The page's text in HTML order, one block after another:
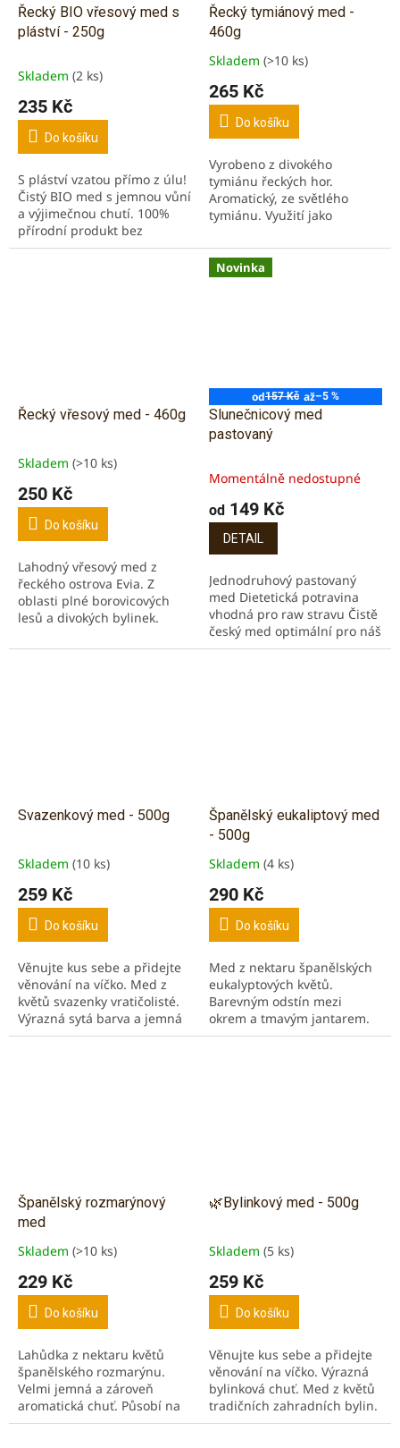
Řecký BIO vřesový med s
pláství - 250g
Skladem (2 ks)
235 Kč
Do košíku
S pláství vzatou přímo z úlu!
Čistý BIO med s jemnou vůní
a výjimečnou chutí. 100%
přírodní produkt bez
konzervantů. Získalo ocenění
Řecký tymiánový med -
460g
Průměrné
produktu
5,0
5
hvězdiček.
Skladem (>10 ks)
265 Kč
Do košíku
Vyrobeno z divokého
tymiánu řeckých hor.
Aromatický, ze světlého
tymiánu. Využití jako
zvýšení imunity. Oceněn
známkou Great Taste
Řecký vřesový med - 460g
Průměrné
produktu
5,0
5
hvězdiček.
Skladem (>10 ks)
250 Kč
Do košíku
Lahodný vřesový med z
řeckého ostrova Evia. Z
oblasti plné borovicových
lesů a divokých bylinek.
jantarová barva. Výborný s
Novinka
od157 Kč až–5 %
Slunečnicový med
pastovaný
Momentálně nedostupné
od 149 Kč
DETAIL
Jednodruhový pastovaný
med Dietetická potravina
vhodná pro raw stravu Čistě
český med optimální pro náš
organizmus Snadno
Svazenkový med - 500g
Průměrné
produktu
5,0
5
hvězdiček.
Skladem (10 ks)
259 Kč
Do košíku
Věnujte kus sebe a přidejte
věnování na víčko. Med z
květů svazenky vratičolisté.
Výrazná sytá barva a jemná
chuť. Velice vzácný druhový
Španělský eukaliptový med
- 500g
Průměrné
produktu
5,0
5
hvězdiček.
Skladem (4 ks)
290 Kč
Do košíku
Med z nektaru španělských
eukalyptových květů.
Barevným odstín mezi
okrem a tmavým jantarem.
Chuť s nádechem dřeva a
Španělský rozmarýnový
med
Průměrné
produktu
5,0
5
hvězdiček.
Skladem (>10 ks)
229 Kč
Do košíku
Lahůdka z nektaru květů
španělského rozmarýnu.
Velmi jemná a zároveň
aromatická chuť. Působí na
regulaci vysokého tlaku.
🌿Bylinkový med - 500g
Průměrné
produktu
5,0
5
hvězdiček.
Skladem (5 ks)
259 Kč
Do košíku
Věnujte kus sebe a přidejte
věnování na víčko. Výrazná
bylinková chuť. Med z květů
tradičních zahradních bylin.
Kombinovaný s dubem,